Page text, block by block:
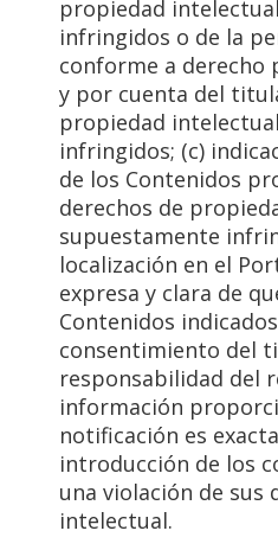
propiedad
infringidos o de la
conforme a derecho
y por cuenta del
propiedad
infringidos; (c)
de los Contenidos
derechos de
supuestamente
localización en el
expresa y clara de
Contenidos
consentimiento del
responsabilidad del
información
notificación es
introducción de los
una violación de sus
intelectual.